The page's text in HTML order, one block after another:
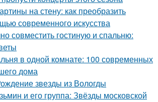
на стену: как преобразить
современного искусства
совместить гостиную и спальню:
в одной комнате: 100 современных
дома
звезды из Вологды
и его группа: Звёзды московской